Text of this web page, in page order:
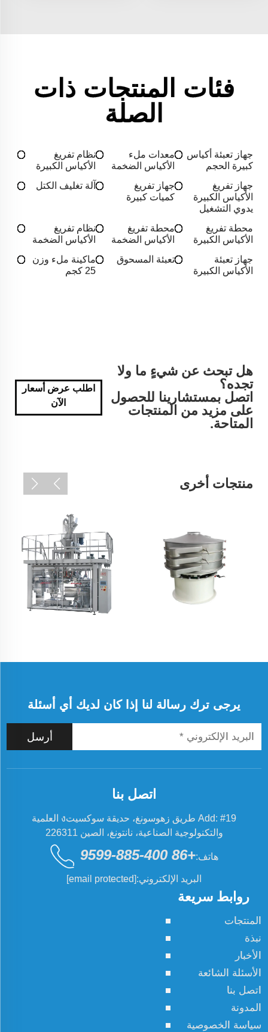
فئات المنتجات ذات
الصلة
جهاز تعبئة أكياس
كبيرة الحجم
معدات ملء
الأكياس الضخمة
نظام تفريغ
الأكياس الكبيرة
جهاز تفريغ
الأكياس الكبيرة
يدوي التشغيل
جهاز تفريغ
كميات كبيرة
آلة تغليف الكتل
محطة تفريغ
الأكياس الكبيرة
محطة تفريغ
الأكياس الضخمة
نظام تفريغ
الأكياس الضخمة
جهاز تعبئة
الأكياس الكبيرة
تعبئة المسحوق
ماكينة ملء وزن
25 كجم
هل تبحث عن شيءٍ ما ولا
تجده؟
اتصل بمستشارينا للحصول
على مزيد من المنتجات
المتاحة.
اطلب عرض أسعار
الآن
منتجات أخرى
يرجى ترك رسالة لنا إذا كان لديك أي أسئلة
أرسل
روابط سريعة
المنتجات
نبذة
الأخبار
الأسئلة الشائعة
اتصل بنا
المدونة
سياسة الخصوصية
اتصل بنا
Add: #19 طريق زهوسونغ، حديقة سوكسيتง العلمية
والتكنولوجية الصناعية، نانتونغ، الصين 226311
هاتف:+86 400-885-9599
البريد الإلكتروني: